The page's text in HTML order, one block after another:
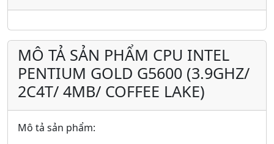
MÔ TẢ SẢN PHẨM CPU INTEL
PENTIUM GOLD G5600 (3.9GHZ/
2C4T/ 4MB/ COFFEE LAKE)
Mô tả sản phẩm: